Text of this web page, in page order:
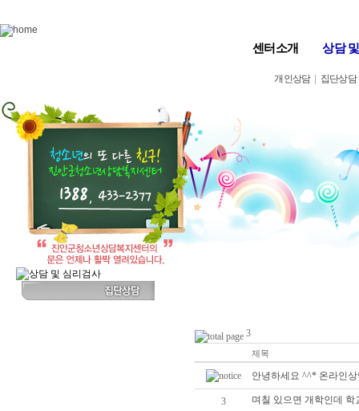
센터소개 상담
개인상담 집단상담
3
제목
안녕하세요 ^^* 온라인
3 며칠 있으면 개학인데 학